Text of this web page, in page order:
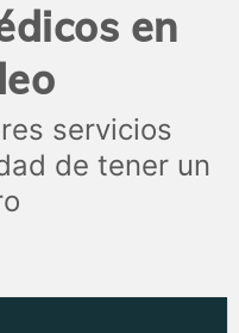
en
servicios
de tener un